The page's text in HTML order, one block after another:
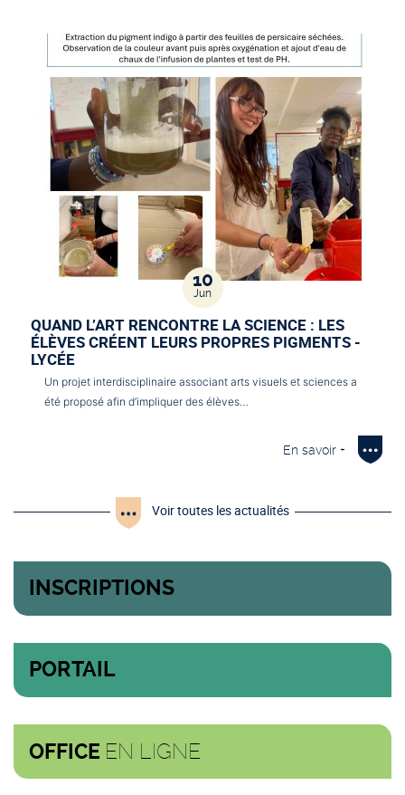
10
Jun
QUAND L’ART RENCONTRE LA SCIENCE : LES
ÉLÈVES CRÉENT LEURS PROPRES PIGMENTS -
LYCÉE
Un projet interdisciplinaire associant arts visuels et sciences a
été proposé afin d’impliquer des élèves…
En savoir +
Voir toutes les actualités
INSCRIPTIONS
PORTAIL
OFFICE EN LIGNE